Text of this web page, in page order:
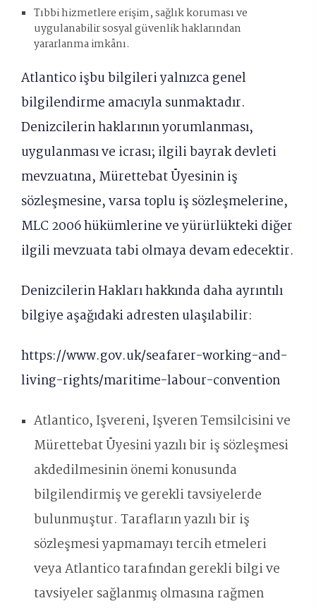
Tıbbi hizmetlere erişim, sağlık koruması ve
uygulanabilir sosyal güvenlik haklarından
yararlanma imkânı.
Atlantico işbu bilgileri yalnızca genel
bilgilendirme amacıyla sunmaktadır.
Denizcilerin haklarının yorumlanması,
uygulanması ve icrası; ilgili bayrak devleti
mevzuatına, Mürettebat Üyesinin iş
sözleşmesine, varsa toplu iş sözleşmelerine,
MLC 2006 hükümlerine ve yürürlükteki diğer
ilgili mevzuata tabi olmaya devam edecektir.
Denizcilerin Hakları hakkında daha ayrıntılı
bilgiye aşağıdaki adresten ulaşılabilir:
https://www.gov.uk/seafarer-working-and-
living-rights/maritime-labour-convention
Atlantico, İşvereni, İşveren Temsilcisini ve
Mürettebat Üyesini yazılı bir iş sözleşmesi
akdedilmesinin önemi konusunda
bilgilendirmiş ve gerekli tavsiyelerde
bulunmuştur. Tarafların yazılı bir iş
sözleşmesi yapmamayı tercih etmeleri
veya Atlantico tarafından gerekli bilgi ve
tavsiyeler sağlanmış olmasına rağmen